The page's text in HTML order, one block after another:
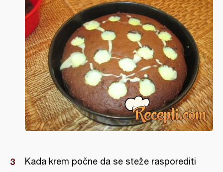
Kada krem počne da se steže rasporediti